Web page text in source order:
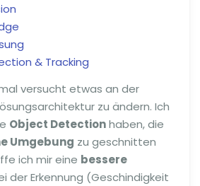
& Tracking
versucht etwas an der
zu ändern. Ich
Object Detectionhaben, die
Umgebung zu geschnitten
ich mir eine bessere
der Erkennung (Geschindigkeit